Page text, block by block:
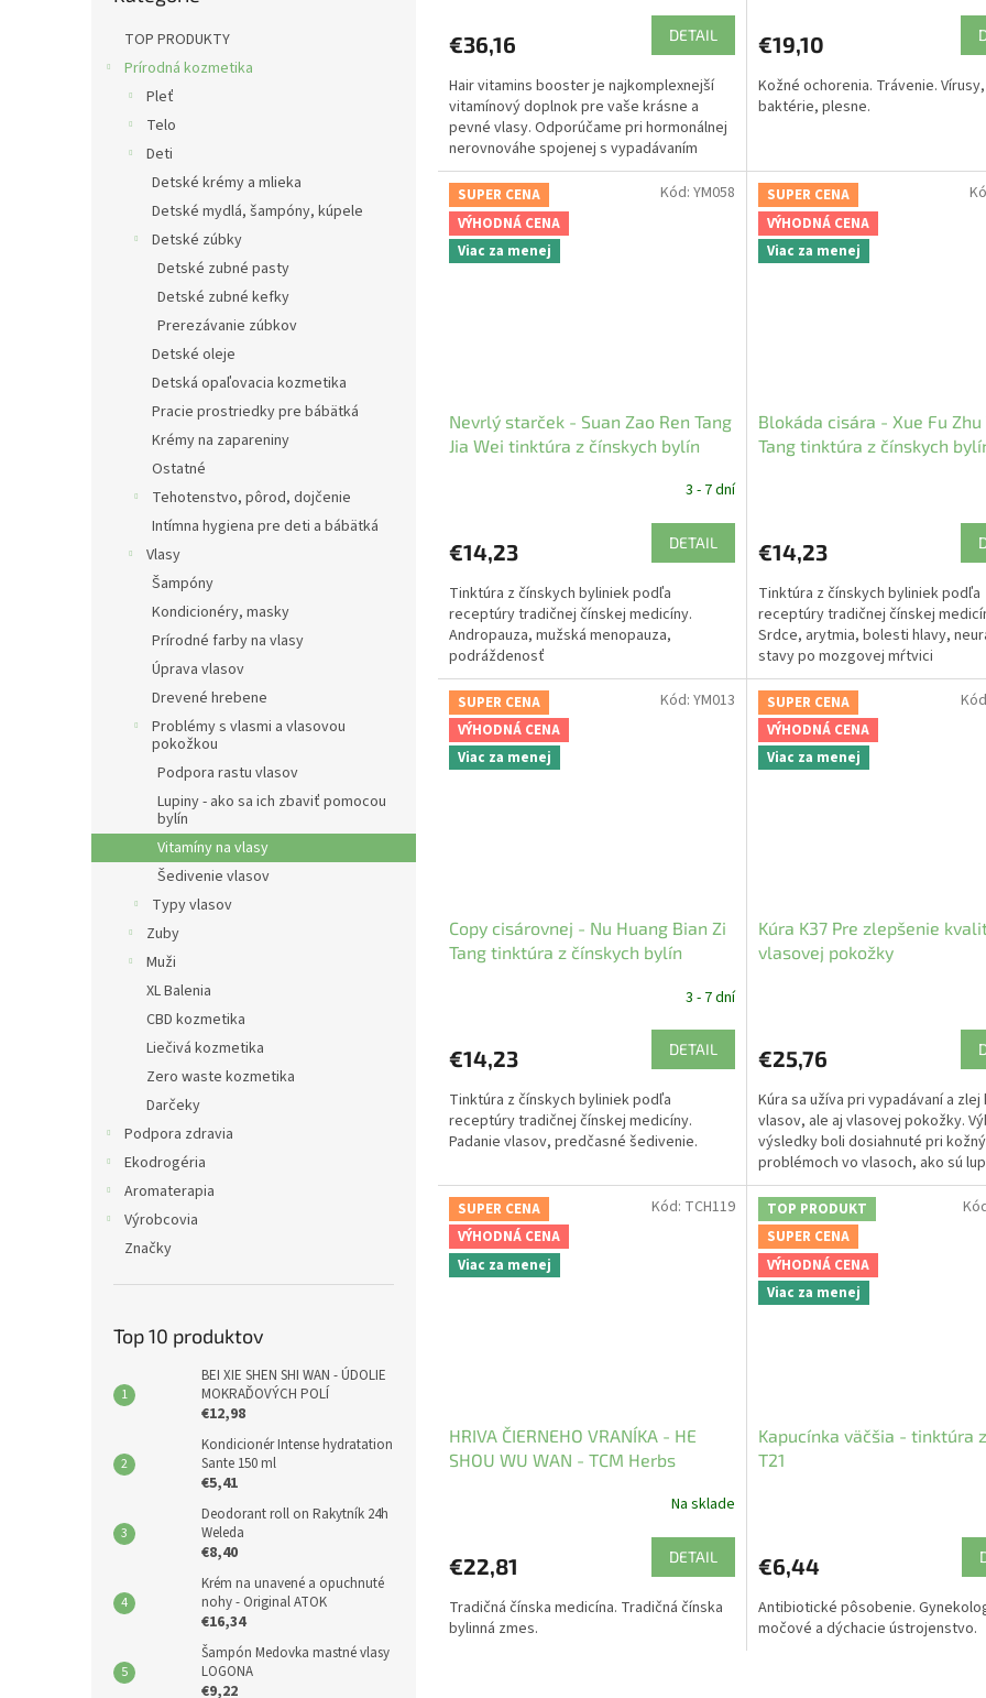
TOP PRODUKTY
Prírodná kozmetika
Pleť
Telo
Deti
Detské krémy a mlieka
Detské mydlá, šampóny, kúpele
Detské zúbky
Detské zubné pasty
Detské zubné kefky
Prerezávanie zúbkov
Detské oleje
Detská opaľovacia kozmetika
Pracie prostriedky pre bábätká
Krémy na zapareniny
Ostatné
Tehotenstvo, pôrod, dojčenie
Intímna hygiena pre deti a bábätká
Vlasy
Šampóny
Kondicionéry, masky
Prírodné farby na vlasy
Úprava vlasov
Drevené hrebene
Problémy s vlasmi a vlasovou
pokožkou
Podpora rastu vlasov
Lupiny - ako sa ich zbaviť pomocou
bylín
Vitamíny na vlasy
Šedivenie vlasov
Typy vlasov
Zuby
Muži
XL Balenia
CBD kozmetika
Liečivá kozmetika
Zero waste kozmetika
Darčeky
Podpora zdravia
Ekodrogéria
Aromaterapia
Výrobcovia
Značky
Top 10 produktov
BEI XIE SHEN SHI WAN - ÚDOLIE
MOKRAĎOVÝCH POLÍ
€12,98
Kondicionér Intense hydratation
Sante 150 ml
€5,41
Deodorant roll on Rakytník 24h
Weleda
€8,40
Krém na unavené a opuchnuté
nohy - Original ATOK
€16,34
Šampón Medovka mastné vlasy
LOGONA
€9,22
€36,16 DETAIL
Hair vitamins booster je najkomplexnejší
vitamínový doplnok pre vaše krásne a
pevné vlasy. Odporúčame pri hormonálnej
nerovnováhe spojenej s vypadávaním
vlasov, po pôrode, pri...
€19,10
Kožné ochorenia. Trávenie. Vírusy,
baktérie, plesne.
SUPER CENA
VÝHODNÁ CENA
Viac za menej
Nevrlý starček - Suan Zao Ren Tang
Jia Wei tinktúra z čínskych bylín
3 - 7 dní
€14,23 DETAIL
Tinktúra z čínskych byliniek podľa
receptúry tradičnej čínskej medicíny.
Andropauza, mužská menopauza,
podráždenosť
Kód: YM058
SUPER CENA
VÝHODNÁ CENA
Viac za menej
Blokáda cisára - Xue Fu Zhu
Tang tinktúra z čínskych
€14,23
Tinktúra z čínskych byliniek podľa
receptúry tradičnej čínskej
Srdce, arytmia, bolesti hlavy,
stavy po mozgovej mŕtvici
SUPER CENA
VÝHODNÁ CENA
Viac za menej
Copy cisárovnej - Nu Huang Bian Zi
Tang tinktúra z čínskych bylín
3 - 7 dní
€14,23 DETAIL
Tinktúra z čínskych byliniek podľa
receptúry tradičnej čínskej medicíny.
Padanie vlasov, predčasné šedivenie.
Kód: YM013
SUPER CENA
VÝHODNÁ CENA
Viac za menej
Kúra K37 Pre zlepšenie
vlasovej pokožky
€25,76
Kúra sa užíva pri vypadávaní a zlej
vlasov, ale aj vlasovej pokožky.
výsledky boli dosiahnuté pri
problémoch vo vlasoch, ako sú
ekzémy a lupiny.
SUPER CENA
VÝHODNÁ CENA
Viac za menej
HRIVA ČIERNEHO VRANÍKA - HE
SHOU WU WAN - TCM Herbs
Na sklade
€22,81 DETAIL
Tradičná čínska medicína. Tradičná čínska
bylinná zmes.
Kód: TCH119
TOP PRODUKT
SUPER CENA
VÝHODNÁ CENA
Viac za menej
Kapucínka väčšia - tinktúra
T21
€6,44
Antibiotické pôsobenie.
močové a dýchacie ústrojenstvo.